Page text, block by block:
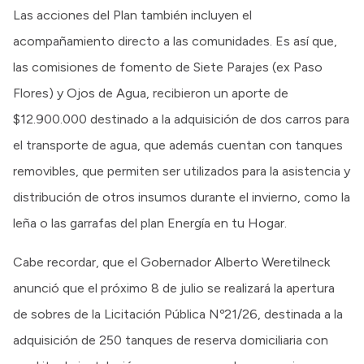
Las acciones del Plan también incluyen el
acompañamiento directo a las comunidades. Es así que,
las comisiones de fomento de Siete Parajes (ex Paso
Flores) y Ojos de Agua, recibieron un aporte de
$12.900.000 destinado a la adquisición de dos carros para
el transporte de agua, que además cuentan con tanques
removibles, que permiten ser utilizados para la asistencia y
distribución de otros insumos durante el invierno, como la
leña o las garrafas del plan Energía en tu Hogar.
Cabe recordar, que el Gobernador Alberto Weretilneck
anunció que el próximo 8 de julio se realizará la apertura
de sobres de la Licitación Pública Nº21/26, destinada a la
adquisición de 250 tanques de reserva domiciliaria con